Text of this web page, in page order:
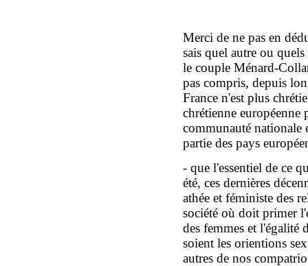
Merci de ne pas en
sais quel autre ou
le couple Ménard-
pas compris, depuis
France n'est plus
chrétienne européenne
communauté nationale
partie des pays
- que l'essentiel de ce
été, ces dernières
athée et féministe des
société où doit primer
des femmes et l'égalité
soient les orientions
autres de nos